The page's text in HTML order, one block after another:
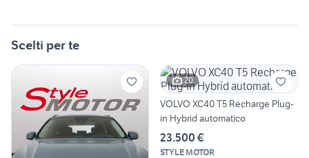
Scelti per te
20
VOLVO XC40 T5 Recharge Plug-
in Hybrid automatico
23.500 €
STYLE MOTOR